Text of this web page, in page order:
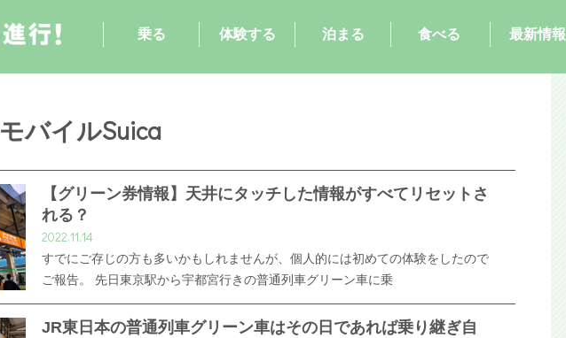
乗る 体験する 泊まる 食べる 最新情報
モバイルSuica
【グリーン券情報】天井にタッチした情報がすべてリセットさ
れる？
2022.11.14
すでにご存じの方も多いかもしれませんが、個人的には初めての体験をしたので
ご報告。 先日東京駅から宇都宮行きの普通列車グリーン車に乗
JR東日本の普通列車グリーン車はその日であれば乗り継ぎ自